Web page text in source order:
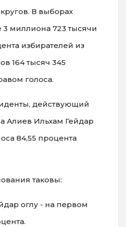
В выборах
3 миллиона 723 тысячи
избирателей из
164 тысяч 345
голоса.
действующий
Алиев Ильхам Гейдар
84,55 процента
таковы:
оглу - на первом